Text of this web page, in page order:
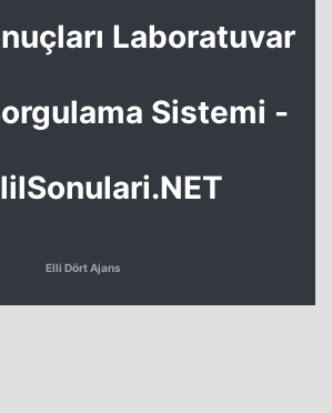
Laboratuvar
Sistemi -
Elli Dört Ajans